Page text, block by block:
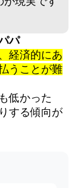
パ
経済的にあ
うことが難
低かった
する傾向が